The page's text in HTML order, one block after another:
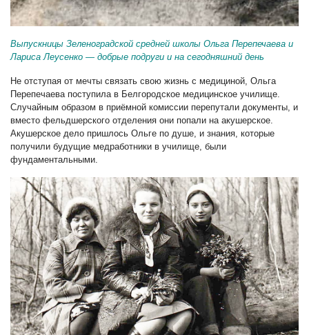
Выпускницы Зеленоградской средней школы Ольга Перепечаева и
Лариса Леусенко — добрые подруги и на сегодняшний день
Не отступая от мечты связать свою жизнь с медициной, Ольга
Перепечаева поступила в Белгородское медицинское училище.
Случайным образом в приёмной комиссии перепутали документы, и
вместо фельдшерского отделения они попали на акушерское.
Акушерское дело пришлось Ольге по душе, и знания, которые
получили будущие медработники в училище, были
фундаментальными.